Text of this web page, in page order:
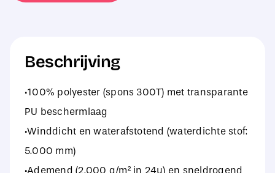
Beschrijving
·100% polyester (spons 300T) met transparante
PU beschermlaag
·Winddicht en waterafstotend (waterdichte stof:
5.000 mm)
·Ademend (2.000 g/m² in 24u) en sneldrogend